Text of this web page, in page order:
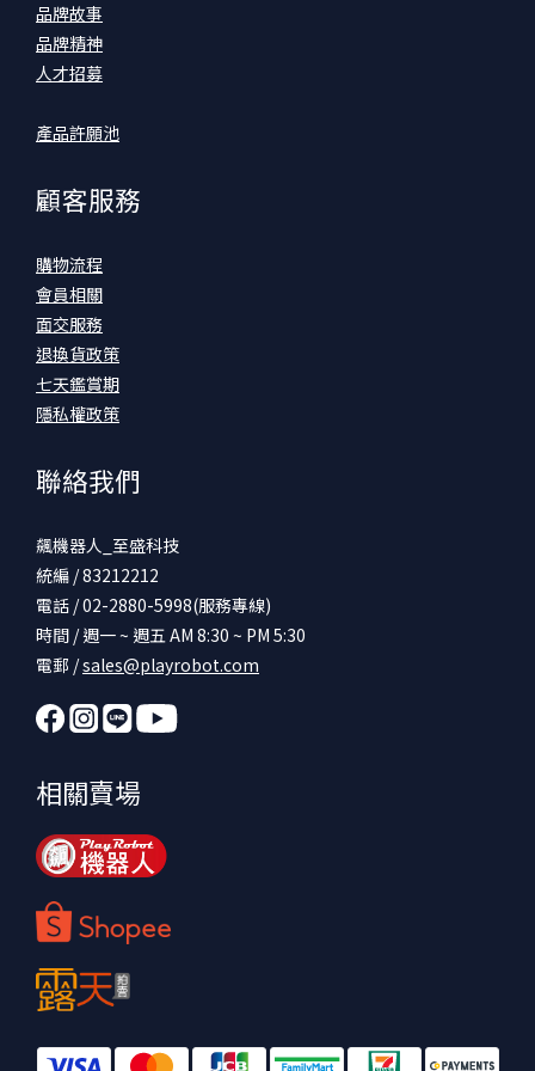
品牌故事
品牌精神
人才招募
產品許願池
顧客服務
購物流程
會員相關
面交服務
退換貨政策
七天鑑賞期
隱私權政策
聯絡我們
飆機器人_至盛科技
統編 / 83212212
電話 / 02-2880-5998(服務專線)
時間 / 週一 ~ 週五 AM 8:30 ~ PM 5:30
電郵 /sales@playrobot.com
相關賣場